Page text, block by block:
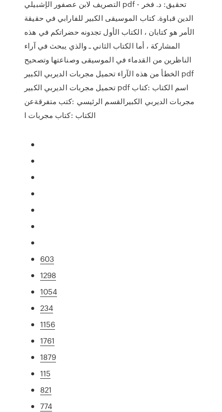
التصريف لابن عصفور الإشبيلي pdf - تحقيق: د. فخر
الدين قباوة. كتاب الموسيقى الكبير للفارابي في حقيقة
الأمر هو كتابان ، الكتاب الأول تجدونه حضراتكم في هذه
المشاركة ، أما الكتاب الثاني ـ والذي يبحث في آراء
الناظرين من القدماء في الموسيقى وصناعتها وتصحيح
الخطأ من هذه الآراء تحميل مجربات الديربي الكبير pdf
تحميل مجربات الديربي الكبير pdf اسم الكتاب :كتاب
مجربات الديربي الكبيرالقسم الرئيسي :كتب متفرقةعن
الكتاب :كتاب مجربات ا
603
1298
1054
234
1156
1761
1879
115
821
774